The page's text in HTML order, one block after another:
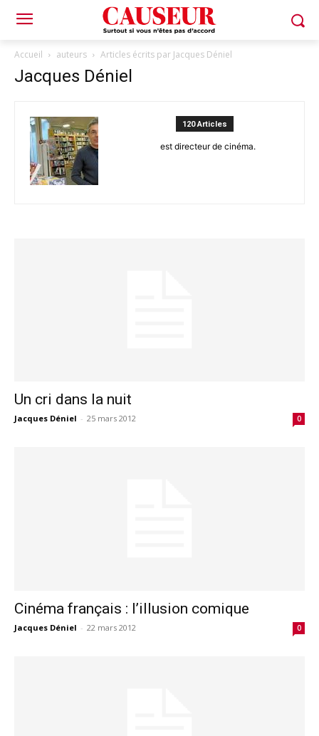
Accueil auteurs Articles écrits par Jacques Déniel
Jacques Déniel
120 Articles
est directeur de cinéma.
Un cri dans la nuit
Jacques Déniel - 25 mars 2012 0
Cinéma français : l’illusion comique
Jacques Déniel - 22 mars 2012 0